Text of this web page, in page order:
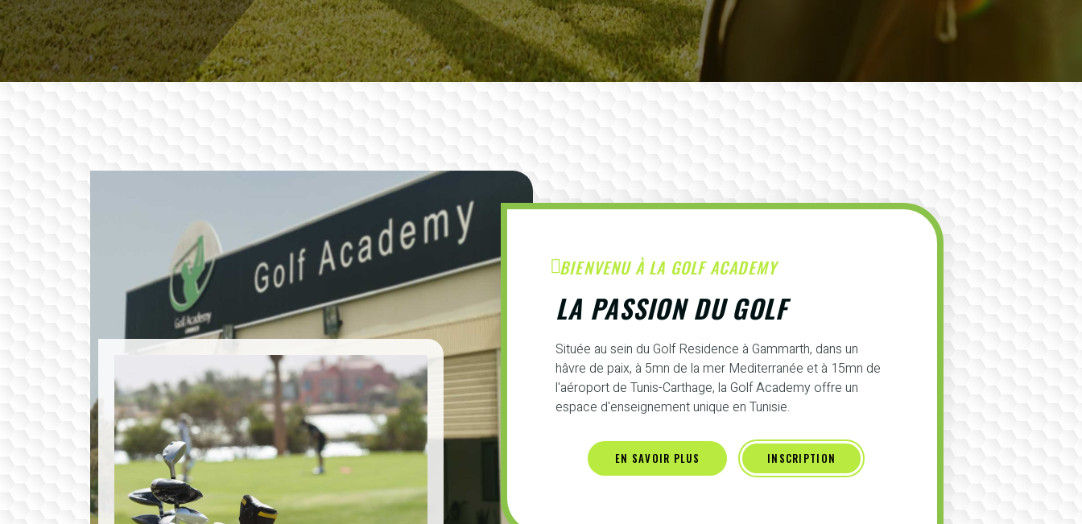
BIENVENU À LA GOLF ACADEMY
LA PASSION DU GOLF
Située au sein du Golf Residence à Gammarth, dans un
hâvre de paix, à 5mn de la mer Mediterranée et à 15mn de
l'aéroport de Tunis-Carthage, la Golf Academy offre un
espace d'enseignement unique en Tunisie.
EN SAVOIR PLUS INSCRIPTION